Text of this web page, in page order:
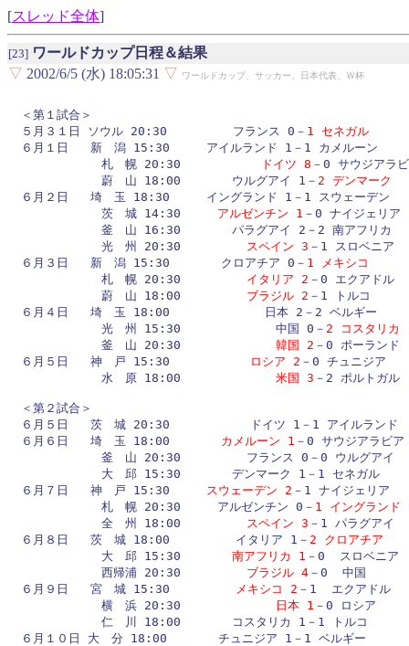
[スレッド全体]
[23] ワールドカップ日程＆結果
▽ 2002/6/5 (水) 18:05:31 ▽ ワールドカップ、サッカー、日本代表、Ｗ杯
＜第１試合＞
５月３１日 ソウル 20:30         フランス 0－ 1 セネガル
６月１日   新　潟 15:30     アイルランド 1－1 カメルーン
           札　幌 20:30
ドイツ 8 －0 サウジアラ
           蔚　山 18:00       ウルグアイ 1－
2 デンマーク
６月２日   埼　玉 18:30     イングランド 1－1 スウェーデン
           茨　城 14:30
アルゼンチン 1 －0 ナイジェリア
           釜　山 16:30       パラグアイ 2－2 南アフリカ
           光　州 20:30
スペイン 3 －1 スロベニア
６月３日   新　潟 15:30       クロアチア 0－ 1 メキシコ
           札　幌 20:30
イタリア 2 －0 エクアドル
           蔚　山 18:00
ブラジル 2 －1 トルコ
６月４日   埼　玉 18:00             日本 2－2 ベルギー
           光　州 15:30             中国 0－
2 コスタリカ
           釜　山 20:30
韓国 2 －0 ポーランド
６月５日   神　戸 15:30
ロシア 2 －0 チュニジア
           水　原 18:00
米国 3 －2 ポルトガル
＜第２試合＞
６月５日   茨　城 20:30           ドイツ 1－1 アイルランド
６月６日   埼　玉 18:00 カメルーン 1 －0 サウジアラビア
           釜　山 20:30         フランス 0－0 ウルグアイ
           大　邱 15:30       デンマーク 1－1 セネガル
６月７日   神　戸 15:30 スウェーデン 2 －1 ナイジェリア
           札　幌 20:30     アルゼンチン 0－
1 イングランド
           全　州 18:00
スペイン 3 －1 パラグアイ
６月８日   茨　城 18:00         イタリア 1－ 2 クロアチア
           大　邱 15:30
南アフリカ 1 －0  スロベニア
           西帰浦 20:30
ブラジル 4 －0  中国
６月９日   宮　城 15:30
メキシコ 2 －1  エクアドル
           横　浜 20:30
日本 1 －0 ロシア
           仁　川 18:00       コスタリカ 1－1 トルコ
６月１０日 大　分 18:00       チュニジア 1－1 ベルギー